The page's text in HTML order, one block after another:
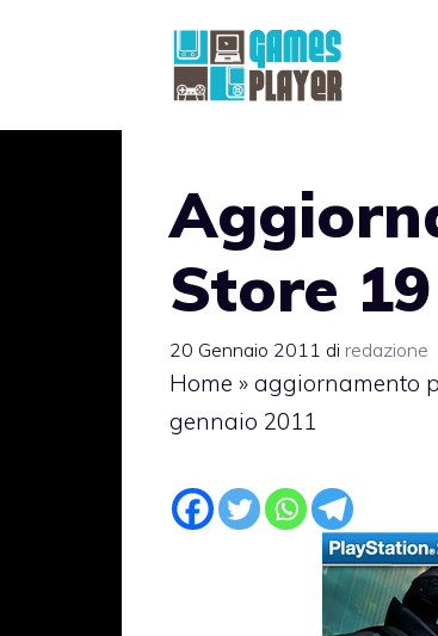
Store
20 Gennaio 2011 di redazione
Home » aggiornamento
gennaio 2011